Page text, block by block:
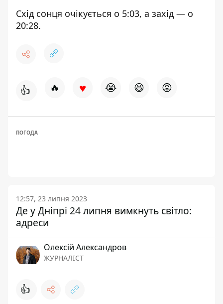
Схід сонця очікується о 5:03, а захід — о
20:28.
👍 🔥 ♥ 😭 😆 😡
ПОГОДА
12:57, 23 липня 2023
Де у Дніпрі 24 липня вимкнуть світло:
адреси
Олексій Александров
ЖУРНАЛІСТ
👍